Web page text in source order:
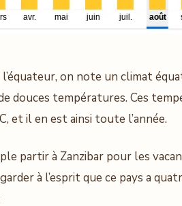
on note un climat
douces températures. Ces
et il en est ainsi toute l’année.
partir à Zanzibar pour les
à l’esprit que ce pays a